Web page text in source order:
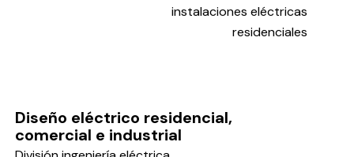
instalaciones eléctricas
residenciales
Diseño eléctrico residencial,
comercial e industrial